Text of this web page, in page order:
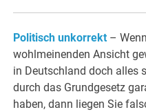
Politisch unkorrekt –
wohlmeinenden Ansicht
in Deutschland doch alles
durch das Grundgesetz
haben, dann liegen Sie